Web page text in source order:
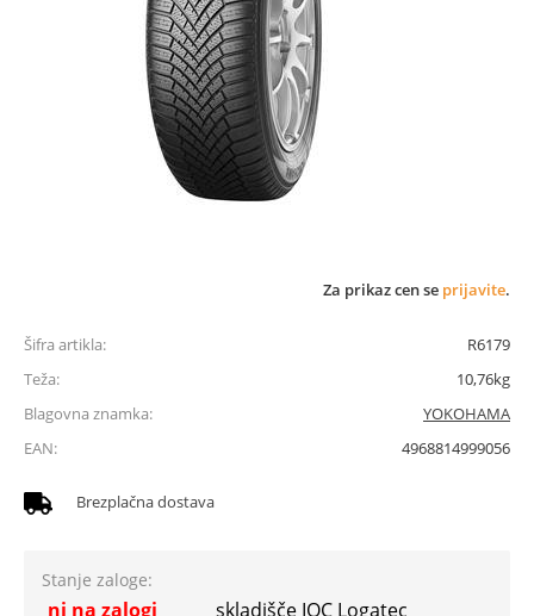
Za prikaz cen se prijavite.
Šifra artikla:
R6179
Teža:
10,76kg
Blagovna znamka:
YOKOHAMA
EAN:
4968814999056
Brezplačna dostava
Stanje zaloge:
ni na zalogi skladišče IOC Logatec